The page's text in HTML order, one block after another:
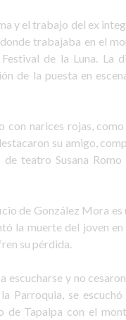
y el trabajo del ex
trabajaba en el
de la Luna. La
de la puesta en
narices rojas,
su amigo,
teatro Susana
de González Mora es
la muerte del joven
su pérdida.
y no
Parroquia, se
Tapalpa con el